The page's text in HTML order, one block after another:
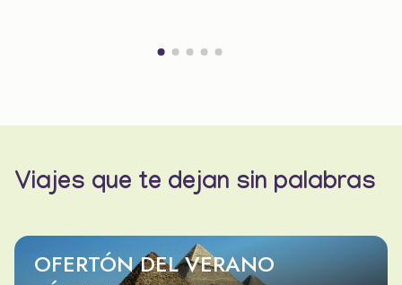
Viajes que te dejan sin palabras
OFERTÓN DEL VERANO